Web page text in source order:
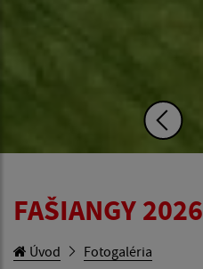
FAŠIANGY 2026
Úvod Fotogaléria